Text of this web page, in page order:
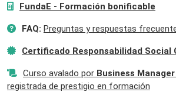
FundaE - Formación bonificable
FAQ: Preguntas y respuestas
Certificado Responsabilidad Social
Curso avalado por Business
registrada de prestigio en formación